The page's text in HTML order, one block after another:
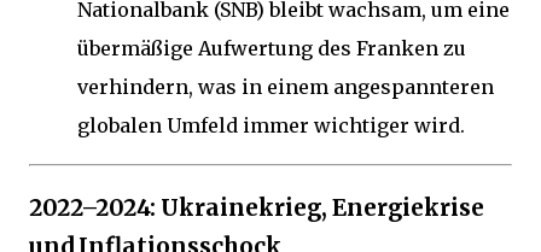
Nationalbank (SNB) bleibt wachsam, um eine
übermäßige Aufwertung des Franken zu
verhindern, was in einem angespannteren
globalen Umfeld immer wichtiger wird.
2022–2024: Ukrainekrieg, Energiekrise